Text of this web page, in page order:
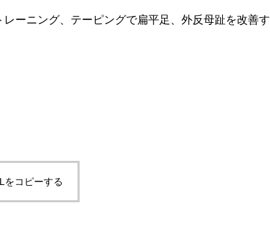
ーニング、テーピングで扁平足、外反母趾を改善す
をコピーする